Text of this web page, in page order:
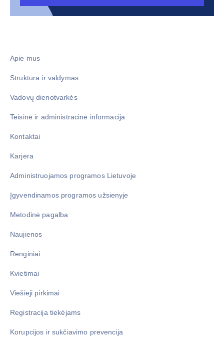
Apie mus
Struktūra ir valdymas
Vadovų dienotvarkės
Teisinė ir administracinė informacija
Kontaktai
Karjera
Administruojamos programos Lietuvoje
Įgyvendinamos programos užsienyje
Metodinė pagalba
Naujienos
Renginiai
Kvietimai
Viešieji pirkimai
Registracija tiekėjams
Korupcijos ir sukčiavimo prevencija